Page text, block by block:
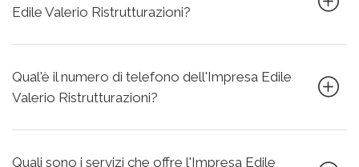
Edile Valerio Ristrutturazioni?
Qual'è il numero di telefono dell'Impresa Edile
Valerio Ristrutturazioni?
Quali sono i servizi che offre l'Impresa Edile